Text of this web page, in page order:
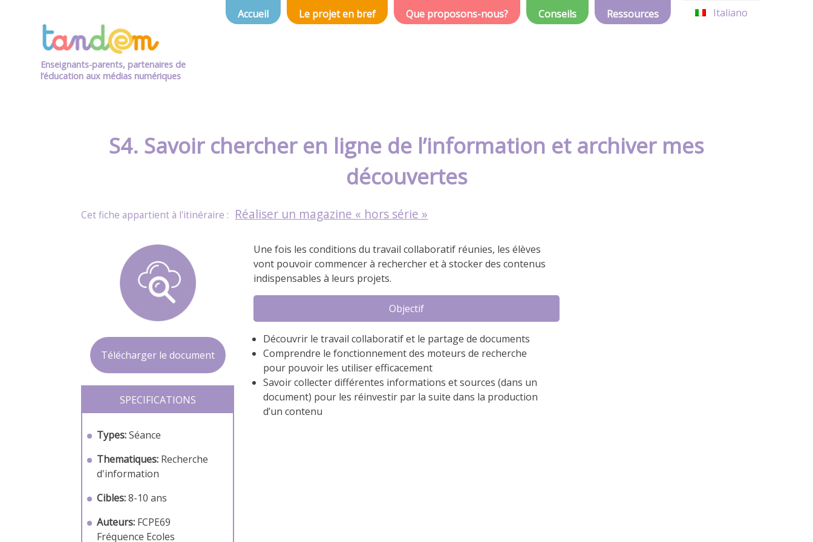
Enseignants-parents, partenaires de
l’éducation aux médias numériques
Accueil Le projet en bref Que proposons-nous? Conseils Ressources Italiano
S4. Savoir chercher en ligne de l’information et archiver mes
découvertes
Réaliser un magazine « hors série »
Télécharger le document
SPECIFICATIONS
Types: Séance
Thematiques: Recherche
d'information
Cibles: 8-10 ans
Auteurs: FCPE69
Fréquence Ecoles
Une fois les conditions du travail collaboratif réunies, les élèves
vont pouvoir commencer à rechercher et à stocker des contenus
indispensables à leurs projets.
Objectif
Découvrir le travail collaboratif et le partage de documents
Comprendre le fonctionnement des moteurs de recherche
pour pouvoir les utiliser efficacement
Savoir collecter différentes informations et sources (dans un
document) pour les réinvestir par la suite dans la production
d’un contenu